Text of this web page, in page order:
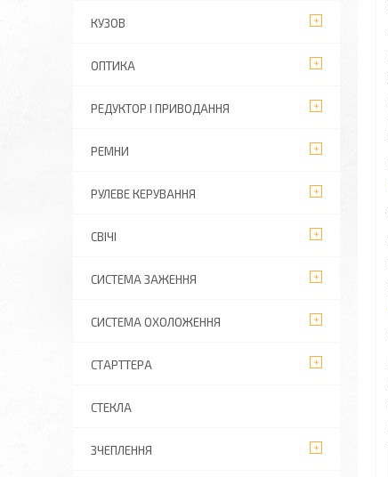
КУЗОВ
ОПТИКА
РЕДУКТОР І ПРИВОДАННЯ
РЕМНИ
РУЛЕВЕ КЕРУВАННЯ
СВІЧІ
СИСТЕМА ЗАЖЕННЯ
СИСТЕМА ОХОЛОЖЕННЯ
СТАРТТЕРА
СТЕКЛА
ЗЧЕПЛЕННЯ